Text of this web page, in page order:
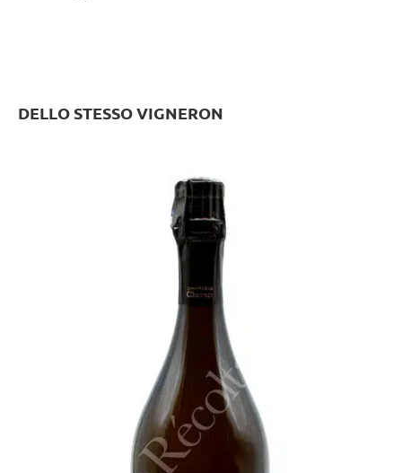
DELLO STESSO VIGNERON